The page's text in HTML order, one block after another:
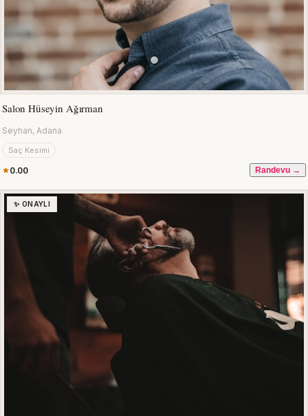
Salon Hüseyin Ağırman
Seyhan, Adana
Saç Kesimi
0.00 Randevu →
✨ ONAYLI